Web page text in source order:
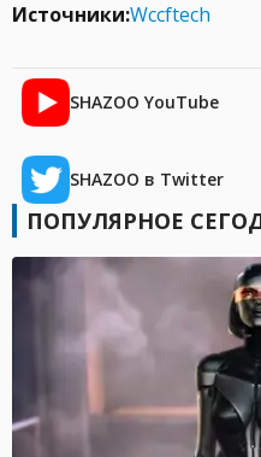
Источники:Wccftech
SHAZOO YouTube
SHAZOO в Twitter
ПОПУЛЯРНОЕ